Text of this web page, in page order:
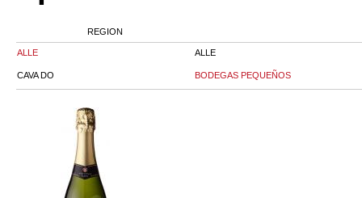
REGION
ALLE
CAVA DO
ALLE
BODEGAS PEQUEÑOS